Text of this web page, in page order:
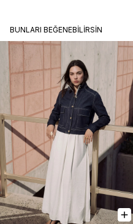
BUNLARI BEĞENEBILIRSIN